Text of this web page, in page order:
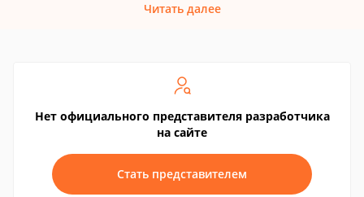
Читать далее
Нет официального представителя разработчика
на сайте
Стать представителем